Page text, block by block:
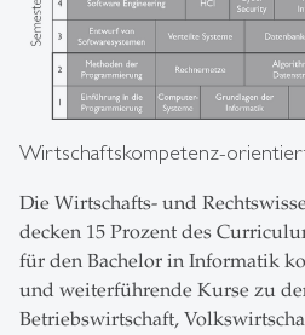
Wirtschaftskompetenz-
Die Wirtschafts- und
decken 15 Prozent des
für den Bachelor in Informatik
und weiterführende Kurse zu
Betriebswirtschaft,